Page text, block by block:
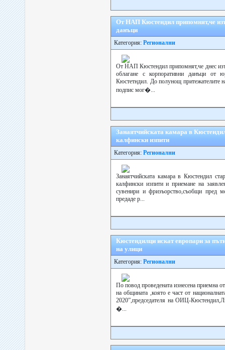
От НАП Кюстендил припомнят,че
данъци
Категория: Регионални
От НАП Кюстендил припомнят,че днес
облагане с корпоративни данъци от
Кюстетндил. До полунощ притежателите
подпис мог�...
Занаятчийската камара в
калфински изпити
Категория: Регионални
Занаятчийската камара в Кюстендил
калфински изпити и приемане на
сувенири и фризъорство,съобщи пред
предаде р...
Кюстендилци искат европари за
на улици
Категория: Регионални
По повод проведената изнесена приемна
на общината ,която е част от
2020”,председателя на ОИЦ-
�...